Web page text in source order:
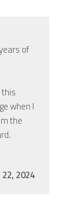
of
when I
the
2024